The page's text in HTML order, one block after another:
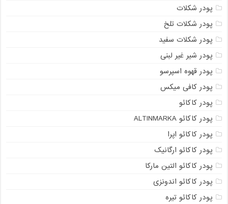
پودر شکلات
پودر شکلات تلخ
پودر شکلات سفید
پودر شیر غیر لبنی
پودر قهوه اسپرسو
پودر کافی میکس
پودر کاکائو
پودر کاکائو ALTINMARKA
پودر کاکائو اپرا
پودر کاکائو ارگانیک
پودر کاکائو التین مارکا
پودر کاکائو اندونزی
پودر کاکائو تیره